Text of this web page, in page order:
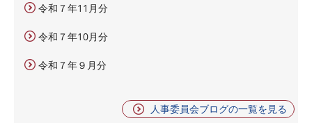
令和７年11月分
令和７年10月分
令和７年９月分
人事委員会ブログの一覧を見る